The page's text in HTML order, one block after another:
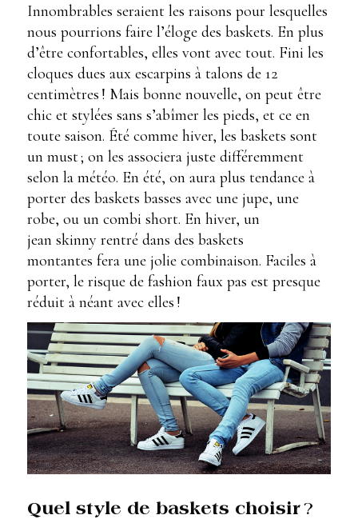
Innombrables seraient les raisons pour lesquelles
nous pourrions faire l’éloge des baskets. En plus
d’être confortables, elles vont avec tout. Fini les
cloques dues aux escarpins à talons de 12
centimètres ! Mais bonne nouvelle, on peut être
chic et stylées sans s’abîmer les pieds, et ce en
toute saison. Été comme hiver, les baskets sont
un must ; on les associera juste différemment
selon la météo. En été, on aura plus tendance à
porter des baskets basses avec une jupe, une
robe, ou un combi short. En hiver, un
jean skinny rentré dans des baskets
montantes fera une jolie combinaison. Faciles à
porter, le risque de fashion faux pas est presque
réduit à néant avec elles !
Quel style de baskets choisir?